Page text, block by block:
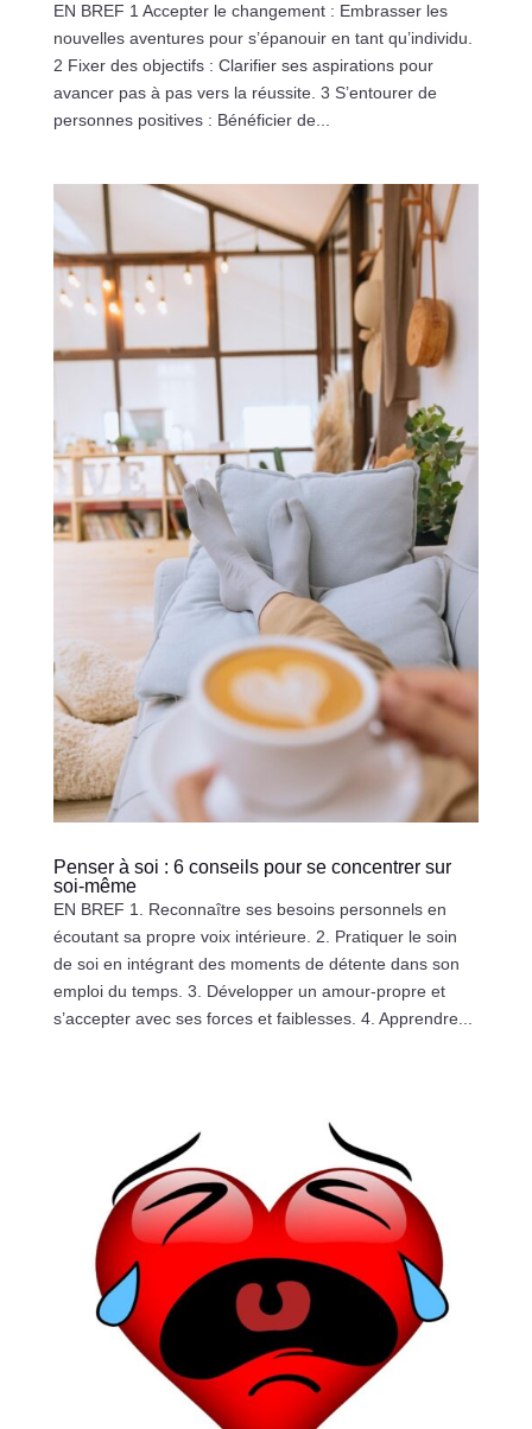
EN BREF 1 Accepter le changement : Embrasser les
nouvelles aventures pour s’épanouir en tant qu’individu.
2 Fixer des objectifs : Clarifier ses aspirations pour
avancer pas à pas vers la réussite. 3 S’entourer de
personnes positives : Bénéficier de...
Penser à soi : 6 conseils pour se concentrer sur
soi-même
EN BREF 1. Reconnaître ses besoins personnels en
écoutant sa propre voix intérieure. 2. Pratiquer le soin
de soi en intégrant des moments de détente dans son
emploi du temps. 3. Développer un amour-propre et
s’accepter avec ses forces et faiblesses. 4. Apprendre...